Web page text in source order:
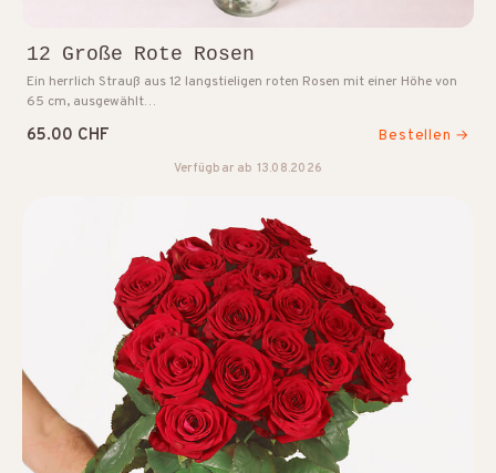
12 Große Rote Rosen
Ein herrlich Strauß aus 12 langstieligen roten Rosen mit einer Höhe von
65 cm, ausgewählt…
65.00 CHF Bestellen →
Verfügbar ab 13.08.2026